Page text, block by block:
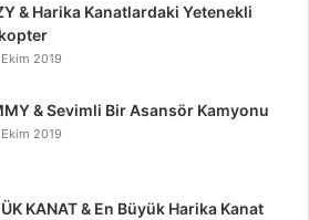
& Harika Kanatlardaki Yetenekli
2019
& Sevimli Bir Asansör Kamyonu
2019
KANAT & En Büyük Harika Kanat